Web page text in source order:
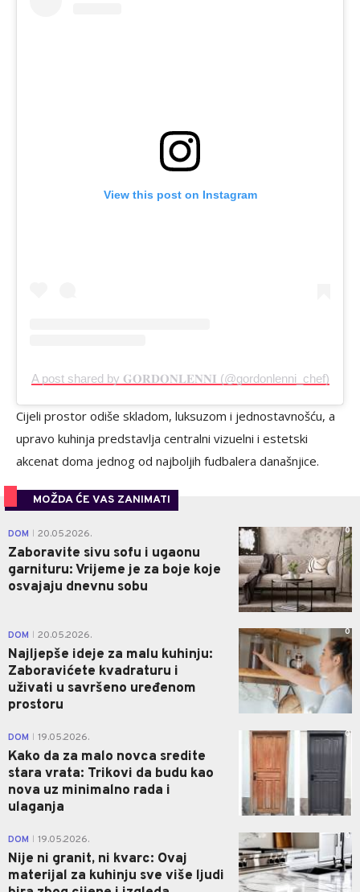
View this post on Instagram
A post shared by 𝐆𝐎𝐑𝐃𝐎𝐍𝐋𝐄𝐍𝐍𝐈 (@gordonlenni_chef)
Cijeli prostor odiše skladom, luksuzom i jednostavnošću, a
upravo kuhinja predstavlja centralni vizuelni i estetski
akcenat doma jednog od najboljih fudbalera današnjice.
MOŽDA ĆE VAS ZANIMATI
DOM 20.05.2026.
Zaboravite sivu sofu i ugaonu
garnituru: Vrijeme je za boje koje
osvajaju dnevnu sobu
0
DOM 20.05.2026.
Najljepše ideje za malu kuhinju:
Zaboravićete kvadraturu i
uživati u savršeno uređenom
prostoru
0
DOM 19.05.2026.
Kako da za malo novca sredite
stara vrata: Trikovi da budu kao
nova uz minimalno rada i
ulaganja
0
DOM 19.05.2026.
Nije ni granit, ni kvarc: Ovaj
materijal za kuhinju sve više ljudi
0